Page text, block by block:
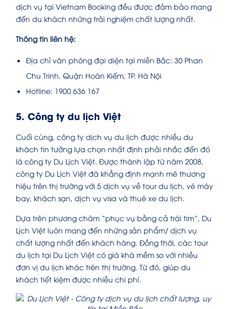
dịch vụ tại Vietnam Booking đều được đảm bảo mang
đến du khách những trải nghiệm chất lượng nhất.
Thông tin liên hệ:
Địa chỉ văn phòng đại diện tại miền Bắc: 30 Phan
Chu Trinh, Quận Hoàn Kiếm, TP. Hà Nội
Hotline: 1900 636 167
5. Công ty du lịch Việt
Cuối cùng, công ty dịch vụ du lịch được nhiều du
khách tin tưởng lựa chọn nhất định phải nhắc đến đó
là công ty Du Lịch Việt. Được thành lập từ năm 2008,
công ty Du Lịch Việt đã khẳng định mạnh mẽ thương
hiệu trên thị trường với 5 dịch vụ về tour du lịch, vé máy
bay, khách sạn, dịch vụ visa và thuê xe du lịch.
Dựa trên phương châm “phục vụ bằng cả trái tim”, Du
Lịch Việt luôn mang đến những sản phẩm/ dịch vụ
chất lượng nhất đến khách hàng. Đồng thời, các tour
du lịch tại Du Lịch Việt có giá khá mềm so với nhiều
đơn vị du lịch khác trên thị trường. Từ đó, giúp du
khách tiết kiệm được nhiều chi phí.